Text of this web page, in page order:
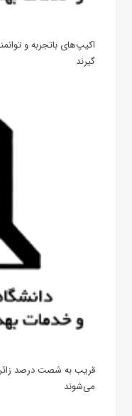
اکیپ‌های باتجربه و
گیرند
قریب به شصت درصد
می‌شوند